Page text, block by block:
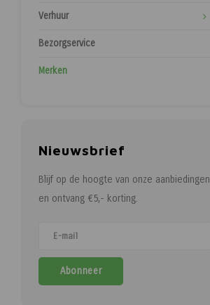
Verhuur
Bezorgservice
Merken
Nieuwsbrief
Blijf op de hoogte van onze aanbiedingen
en ontvang €5,- korting.
Abonneer